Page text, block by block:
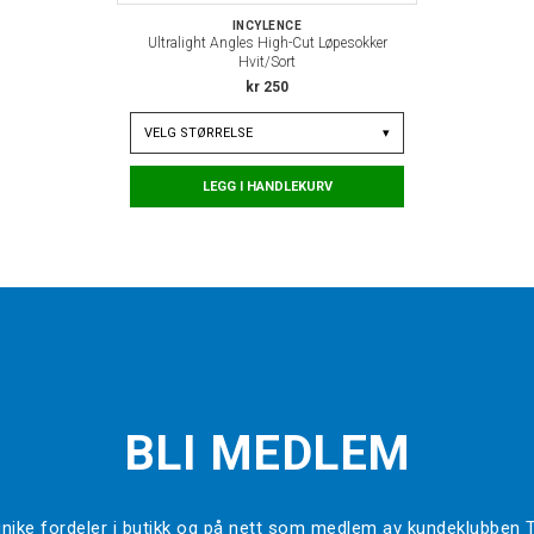
INCYLENCE
Ultralight Angles High-Cut Løpesokker
Hvit/Sort
kr 250
VELG STØRRELSE ▾
LEGG I HANDLEKURV
BLI MEDLEM
fordeler i butikk og på nett som medlem av kundeklubben